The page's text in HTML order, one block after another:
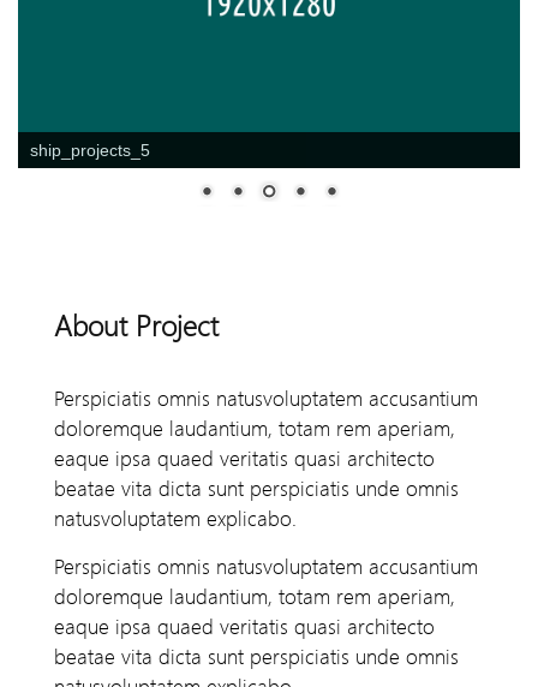
ship_projects_5
About Project
Perspiciatis omnis natusvoluptatem accusantium
doloremque laudantium, totam rem aperiam,
eaque ipsa quaed veritatis quasi architecto
beatae vita dicta sunt perspiciatis unde omnis
natusvoluptatem explicabo.
Perspiciatis omnis natusvoluptatem accusantium
doloremque laudantium, totam rem aperiam,
eaque ipsa quaed veritatis quasi architecto
beatae vita dicta sunt perspiciatis unde omnis